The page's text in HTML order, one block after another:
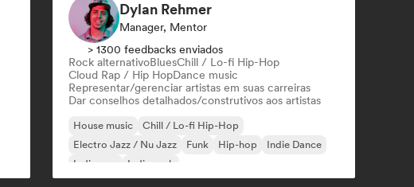
Dylan Rehmer
Manager, Mentor
> 1300 feedbacks enviados
Rock alternativoBluesChill / Lo-fi Hip-Hop
Cloud Rap / Hip HopDance music
Representar/gerenciar artistas em suas carreiras
Dar conselhos detalhados/construtivos aos artistas
House music
Chill / Lo-fi Hip-Hop
Electro Jazz / Nu Jazz
Funk Hip-hop
Indie Dance
Indie pop
Indie rock